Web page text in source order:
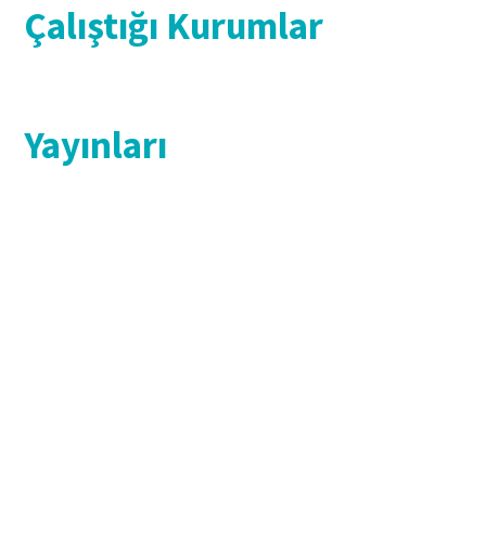
Çalıştığı Kurumlar
Yayınları